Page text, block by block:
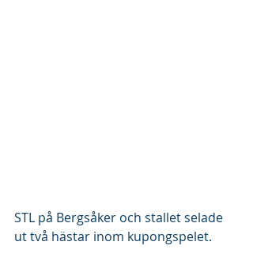
STL på Bergsåker och stallet selade
ut två hästar inom kupongspelet.